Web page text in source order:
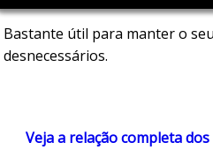
Bastante útil para manter o
desnecessários.
Veja a relação completa